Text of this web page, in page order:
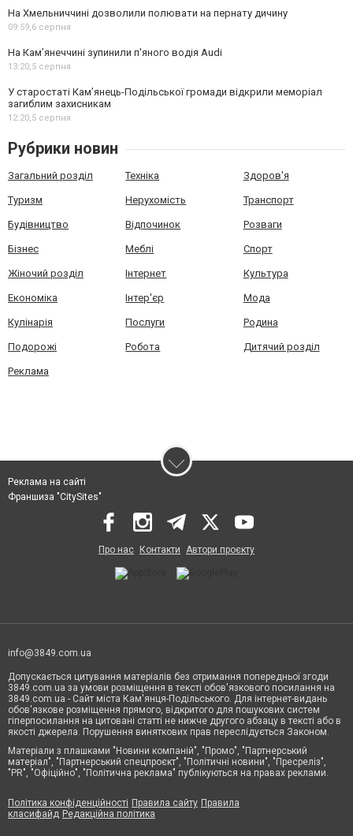
На Хмельниччині дозволили полювати на пернату дичину
09:59,6 серпня
На Камʼянеччині зупинили п'яного водія Audi
13:20,5 серпня
У старостаті Кам’янець-Подільської громади відкрили меморіал
загиблим захисникам
12:20,5 серпня
Рубрики новин
Загальний розділ Техніка Здоров'я
Туризм Нерухомість Транспорт
Будівництво Відпочинок Розваги
Бізнес Меблі Спорт
Жіночий розділ Інтернет Культура
Економіка Інтер'єр Мода
Кулінарія Послуги Родина
Подорожі Робота Дитячий розділ
Реклама
Реклама на сайті
Франшиза "CitySites"
Про нас Контакти Автори проєкту
info@3849.com.ua
Допускається цитування матеріалів без отримання попередньої згоди
3849.com.ua за умови розміщення в тексті обов'язкового посилання на
3849.com.ua - Сайт міста Кам'янця-Подільського. Для інтернет-видань
обов'язкове розміщення прямого, відкритого для пошукових систем
гіперпосилання на цитовані статті не нижче другого абзацу в тексті або в
якості джерела. Порушення виняткових прав переслідується Законом.
Матеріали з плашками "Новини компаній", "Промо", "Партнерський
матеріал", "Партнерський спецпроєкт", "Політичні новини", "Пресреліз",
"PR", "Офіційно", "Політична реклама" публікуються на правах реклами.
Політика конфіденційності Правила сайту Правила
класифайд Редакційна політика